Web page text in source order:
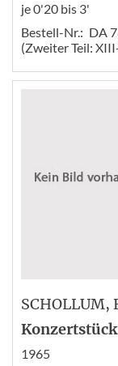
je 0'20 bis 3'
Bestell-Nr.: DA
(Zweiter Teil:
SCHOLLUM,
1965